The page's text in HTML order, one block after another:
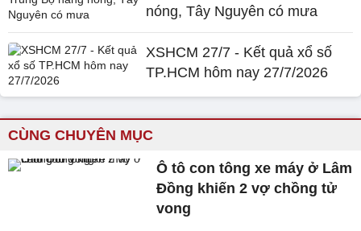
nóng, Tây Nguyên có mưa
XSHCM 27/7 - Kết quả xổ số
TP.HCM hôm nay 27/7/2026
CÙNG CHUYÊN MỤC
Ô tô con tông xe máy ở Lâm
Đồng khiến 2 vợ chồng tử
vong